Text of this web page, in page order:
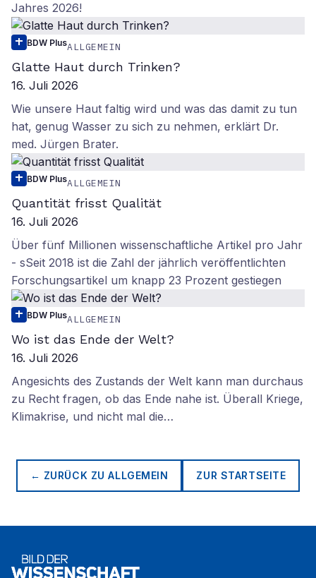
Jahres 2026!
BDW PlusALLGEMEIN
Glatte Haut durch Trinken?
16. Juli 2026
Wie unsere Haut faltig wird und was das damit zu tun
hat, genug Wasser zu sich zu nehmen, erklärt Dr.
med. Jürgen Brater.
BDW PlusALLGEMEIN
Quantität frisst Qualität
16. Juli 2026
Über fünf Millionen wissenschaftliche Artikel pro Jahr
- sSeit 2018 ist die Zahl der jährlich veröffentlichten
Forschungsartikel um knapp 23 Prozent gestiegen
BDW PlusALLGEMEIN
Wo ist das Ende der Welt?
16. Juli 2026
Angesichts des Zustands der Welt kann man durchaus
zu Recht fragen, ob das Ende nahe ist. Überall Kriege,
Klimakrise, und nicht mal die…
← ZURÜCK ZUALLGEMEIN ZUR STARTSEITE